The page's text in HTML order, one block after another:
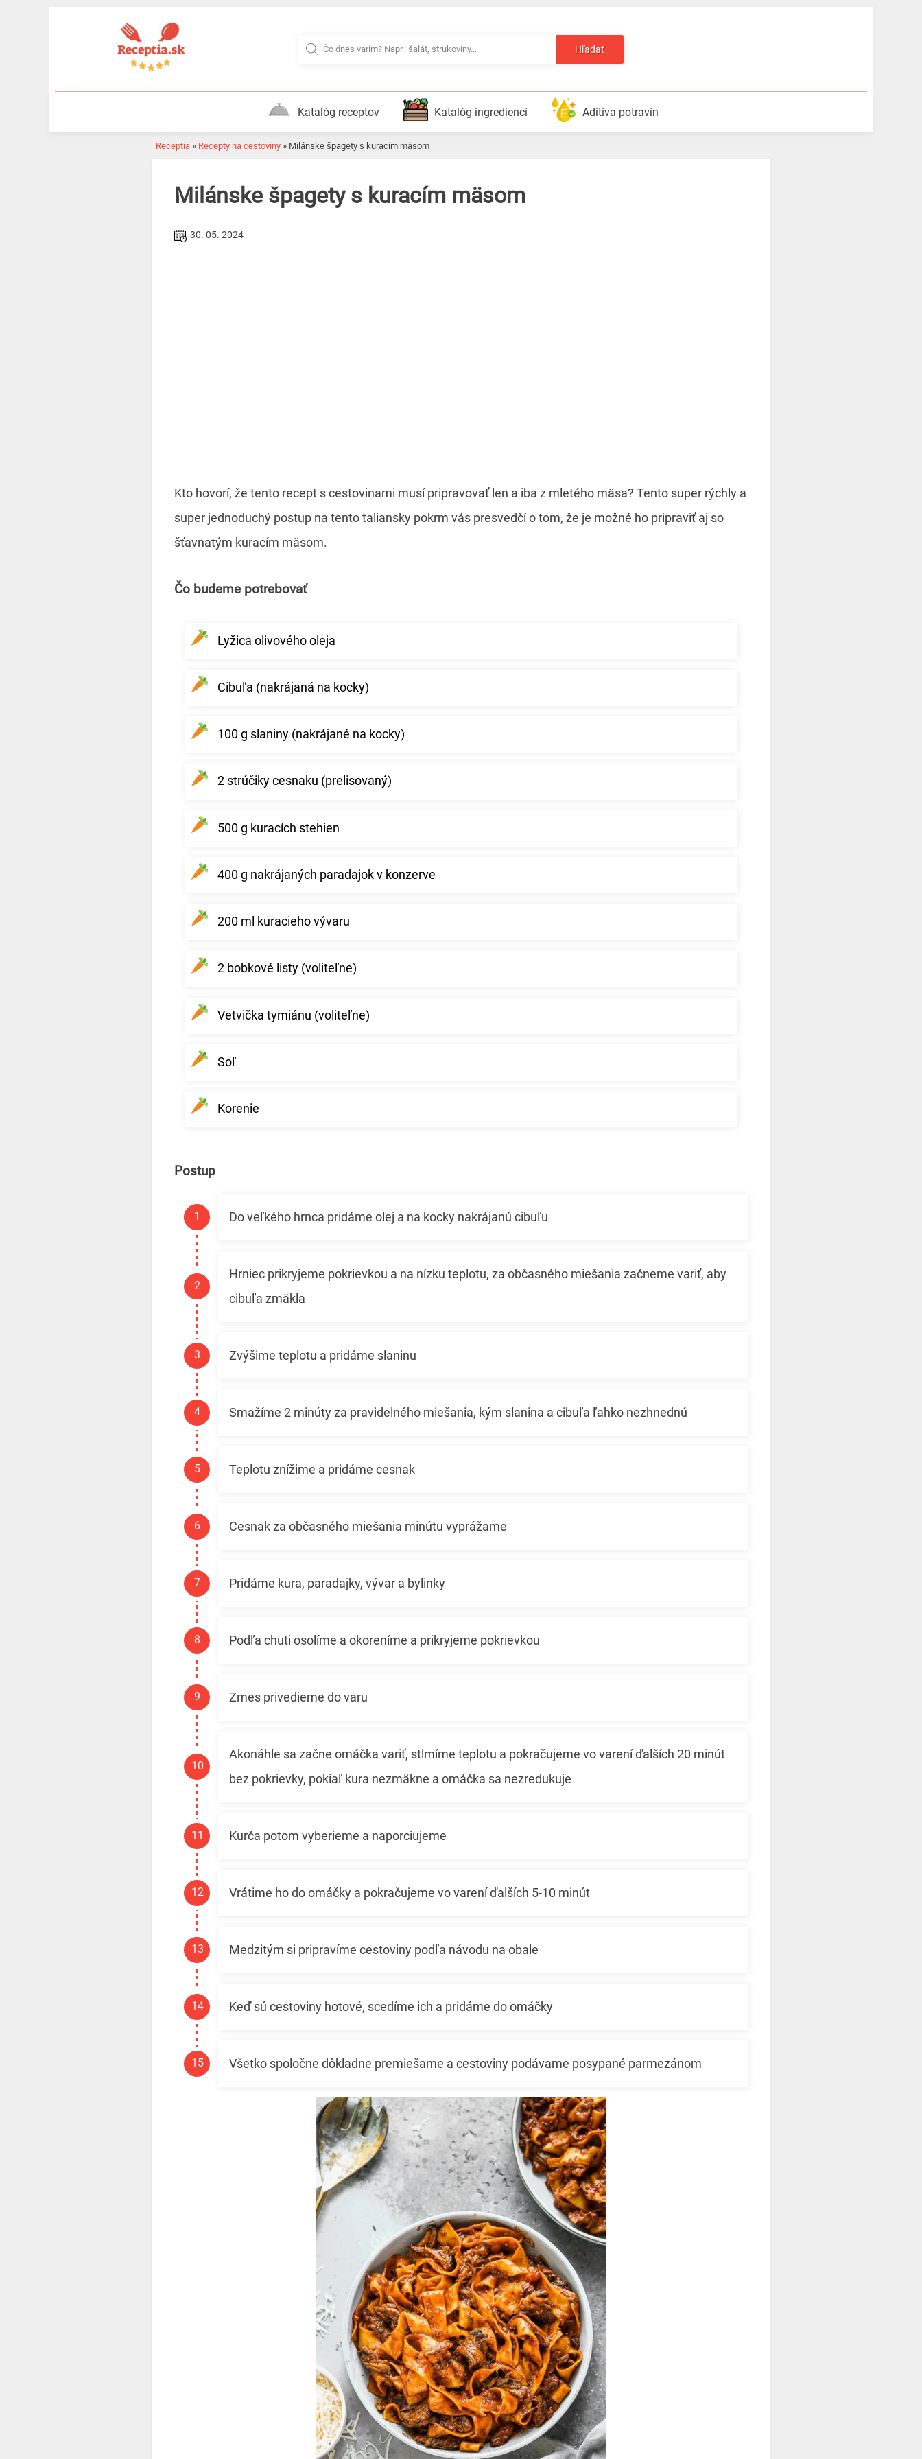
Hľadať
Katalóg receptov Katalóg ingrediencí Aditíva potravín
Receptia » Recepty na cestoviny » Milánske špagety s kuracím mäsom
Milánske špagety s kuracím mäsom
30. 05. 2024
Kto hovorí, že tento recept s cestovinami musí pripravovať len a iba z mletého mäsa? Tento super rýchly a
super jednoduchý postup na tento taliansky pokrm vás presvedčí o tom, že je možné ho pripraviť aj so
šťavnatým kuracím mäsom.
Čo budeme potrebovať
Lyžica olivového oleja
Cibuľa (nakrájaná na kocky)
100 g slaniny (nakrájané na kocky)
2 strúčiky cesnaku (prelisovaný)
500 g kuracích stehien
400 g nakrájaných paradajok v konzerve
200 ml kuracieho vývaru
2 bobkové listy (voliteľne)
Vetvička tymiánu (voliteľne)
Soľ
Korenie
Postup
Do veľkého hrnca pridáme olej a na kocky nakrájanú cibuľu
Hrniec prikryjeme pokrievkou a na nízku teplotu, za občasného miešania začneme variť, aby
cibuľa zmäkla
Zvýšime teplotu a pridáme slaninu
Smažíme 2 minúty za pravidelného miešania, kým slanina a cibuľa ľahko nezhnednú
Teplotu znížime a pridáme cesnak
Cesnak za občasného miešania minútu vyprážame
Pridáme kura, paradajky, vývar a bylinky
Podľa chuti osolíme a okoreníme a prikryjeme pokrievkou
Zmes privedieme do varu
Akonáhle sa začne omáčka variť, stlmíme teplotu a pokračujeme vo varení ďalších 20 minút
bez pokrievky, pokiaľ kura nezmäkne a omáčka sa nezredukuje
Kurča potom vyberieme a naporciujeme
Vrátime ho do omáčky a pokračujeme vo varení ďalších 5-10 minút
Medzitým si pripravíme cestoviny podľa návodu na obale
Keď sú cestoviny hotové, scedíme ich a pridáme do omáčky
Všetko spoločne dôkladne premiešame a cestoviny podávame posypané parmezánom